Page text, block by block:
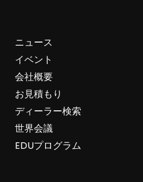
ニュース
イベント
会社概要
お見積もり
ディーラー検索
世界会議
EDUプログラム